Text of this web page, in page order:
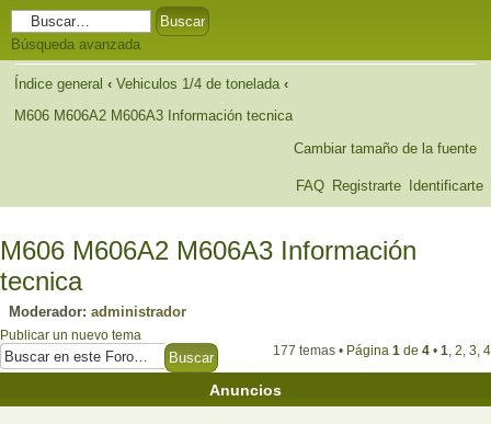
Búsqueda avanzada
Índice general ‹ Vehiculos 1/4 de tonelada ‹
M606 M606A2 M606A3 Información tecnica
Cambiar tamaño de la fuente
FAQ Registrarte Identificarte
M606 M606A2 M606A3 Información
tecnica
Moderador: administrador
Publicar un nuevo tema
177 temas • Página 1 de 4 • 1, 2, 3, 4
Anuncios